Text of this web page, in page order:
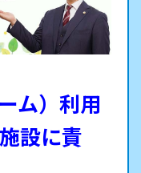
ム）利用
設に責